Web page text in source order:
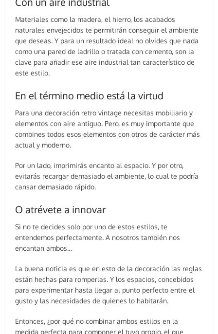
Materiales como la madera, el hierro, los acabados
naturales envejecidos te permitirán conseguir el ambiente
que deseas. Y para un resultado ideal no olvides que nada
como una pared de ladrillo o tratada con cemento, son la
clave para añadir ese aire industrial tan característico de
este estilo.
En el término medio está la virtud
Para una decoración retro vintage necesitas mobiliario y
elementos con aire antiguo. Pero, es muy importante que
combines todos esos elementos con otros de carácter más
actual y moderno.
Por un lado, imprimirás encanto al espacio. Y por otro,
evitarás recargar demasiado el ambiente, lo cual te podría
cansar demasiado rápido.
O atrévete a innovar
Si no te decides solo por uno de estos estilos, te
entendemos perfectamente. A nosotros también nos
encantan ambos…
La buena noticia es que en esto de la decoración las reglas
están hechas para romperlas. Y los espacios, concebidos
para experimentar hasta llegar al punto perfecto entre el
gusto y las necesidades de quienes lo habitarán.
Entonces, ¿por qué no combinar ambos estilos en la
medida perfecta para componer el tuyo propio, el que